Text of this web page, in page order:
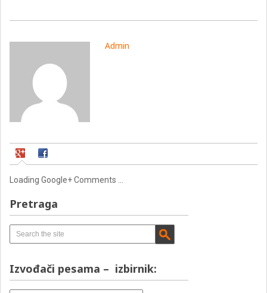
Admin
Loading Google+ Comments ...
Pretraga
Izvođači pesama – izbirnik: